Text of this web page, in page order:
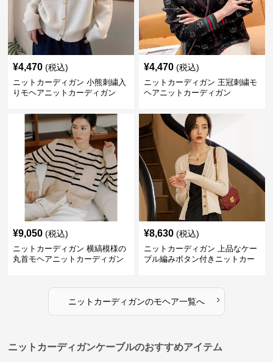
¥4,470 (税込)
ニットカーディガン 小熊刺繍入
りモヘアニットカーディガン
¥4,470 (税込)
ニットカーディガン 王冠刺繍モ
ヘアニットカーディガン
¥9,050 (税込)
ニットカーディガン 横縞模様の
丸首モヘアニットカーディガン
¥8,630 (税込)
ニットカーディガン 上品なケー
ブル編みボタン付きニットカー
ニットカーディガンのモヘア一覧へ ›
ニットカーディガンケーブルのおすすめアイテム